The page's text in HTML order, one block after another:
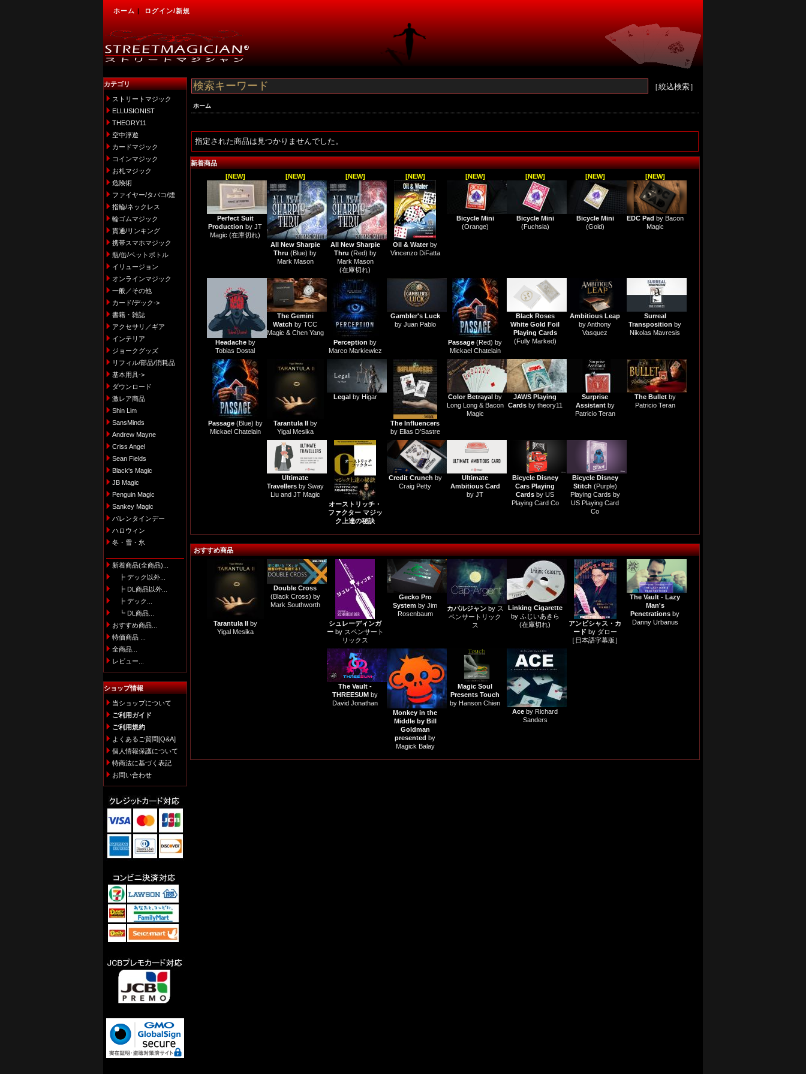
ホーム | ログイン/新規
カテゴリ
ストリートマジック
ELLUSIONIST
THEORY11
空中浮遊
カードマジック
コインマジック
お札マジック
危険術
ファイヤー/タバコ/煙
指輪/ネックレス
輪ゴムマジック
貫通/リンキング
携帯スマホマジック
瓶/缶/ペットボトル
イリュージョン
オンラインマジック
一般／その他
カード/デック->
書籍・雑誌
アクセサリ／ギア
インテリア
ジョークグッズ
リフィル/部品/消耗品
基本用具->
ダウンロード
激レア商品
Shin Lim
SansMinds
Andrew Mayne
Criss Angel
Sean Fields
Black's Magic
JB Magic
Penguin Magic
Sankey Magic
バレンタインデー
ハロウィン
冬・雪・氷
新着商品(全商品)...
┣ デック以外...
┣ DL商品以外...
┣ デック...
┗ DL商品...
おすすめ商品...
特価商品 ...
全商品...
レビュー...
ショップ情報
当ショップについて
ご利用ガイド
ご利用規約
よくあるご質問[Q&A]
個人情報保護について
特商法に基づく表記
お問い合わせ
［絞込検索］
ホーム
指定された商品は見つかりませんでした。
新着商品
[NEW]
Perfect Suit
Production by JT
Magic (在庫切れ)
[NEW]
All New Sharpie
Thru (Blue) by
Mark Mason
[NEW]
All New Sharpie
Thru (Red) by
Mark Mason
(在庫切れ)
[NEW]
Oil & Waterby
Vincenzo DiFatta
[NEW]
Bicycle Mini
(Orange)
[NEW]
Bicycle Mini
(Fuchsia)
[NEW]
Bicycle Mini
(Gold)
[NEW]
EDC Pad by Bacon
Magic
Headacheby
Tobias Dostal
The Gemini
Watch by TCC
Magic & Chen Yang
Perception by
Marco Markiewicz
Gambler's Luck
by Juan Pablo
Passage (Red) by
Mickael Chatelain
Black Roses
White Gold Foil
Playing Cards
(Fully Marked)
Ambitious Leap
by Anthony
Vasquez
Surreal
Transposition by
Nikolas Mavresis
Passage (Blue) by
Mickael Chatelain
Tarantula IIby
Yigal Mesika
Legalby Higar
The Influencers
by Elias D'Sastre
Color Betrayal by
Long Long & Bacon
Magic
JAWS Playing
Cardsby theory11
Surprise
Assistantby
Patricio Teran
The Bulletby
Patricio Teran
Ultimate
Travellersby Sway
Liu and JT Magic
オーストリッチ・
ファクター マジッ
ク上達の秘訣
Credit Crunch by
Craig Petty
Ultimate
Ambitious Card
by JT
Bicycle Disney
Cars Playing
Cards by US
Playing Card Co
Bicycle Disney
Stitch (Purple)
Playing Cards by
US Playing Card
Co
おすすめ商品
Tarantula IIby
Yigal Mesika
Double Cross
(Black Cross) by
Mark Southworth
シュレーディンガ
ーby スペンサート
リックス
Gecko Pro
System by Jim
Rosenbaum
カパルジャンby ス
ペンサートリック
ス
Linking Cigarette
by ふじいあきら
(在庫切れ)
アンビシャス・カ
ード by ダロー
［日本語字幕版］
The Vault - Lazy
Man's
Penetrations by
Danny Urbanus
The Vault -
THREESUM by
David Jonathan
Monkey in the
Middle by Bill
Goldman
presented by
Magick Balay
Magic Soul
Presents Touch
by Hanson Chien
Ace by Richard
Sanders